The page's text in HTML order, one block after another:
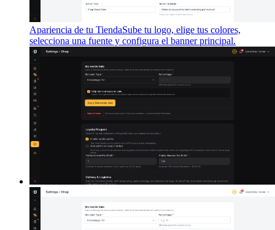
Apariencia de tu TiendaSube tu logo, elige tus colores,
selecciona una fuente y configura el banner principal.